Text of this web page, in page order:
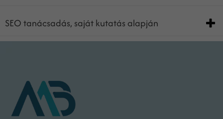
SEO tanácsadás, saját kutatás alapján